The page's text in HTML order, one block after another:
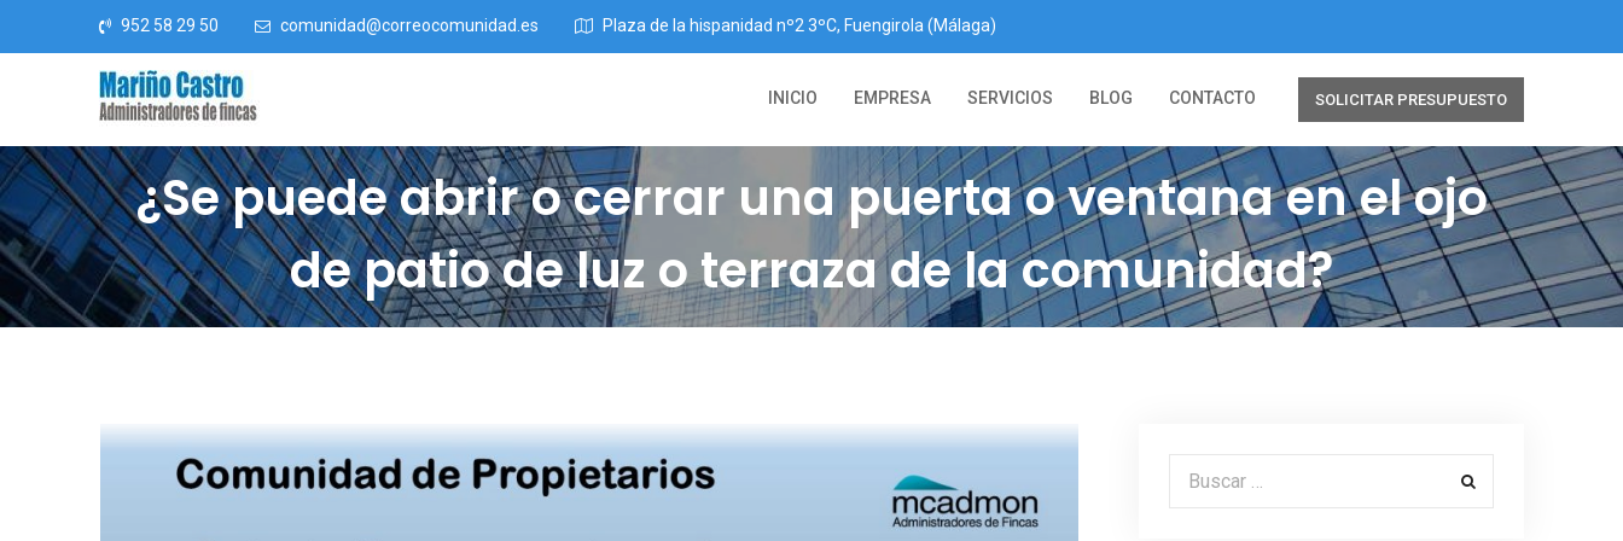
Saltar al contenido952 58 29 50 comunidad@correocomunidad.es Plaza de la hispanidad nº2 3ºC, Fuengirola (Málaga)
SOLICITAR PRESUPUESTO
INICIO EMPRESA SERVICIOS BLOG CONTACTO
¿Se puede abrir o cerrar una puerta o ventana en el ojo
de patio de luz o terraza de la comunidad?
Buscar por: